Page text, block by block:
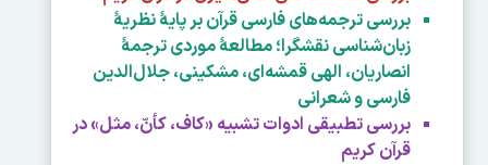
بررسی ترجمه‌های فارسی قرآن بر پايۀ نظريۀ
زبان‌شناسی نقشگرا؛ مطالعۀ موردی ترجمۀ
انصاريان، الهی قمشه‌ای، مشكينی، جلال‌الدين
فارسی و شعرانی
بررسی تطبيقی ادوات تشبيه «کاف، کأنّ، مثل» در
قرآن كريم